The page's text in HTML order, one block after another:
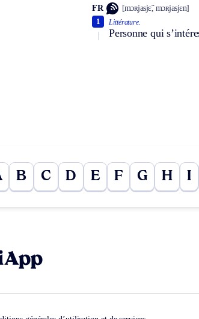
FR [mɔʀjasjɛ̃, mɔʀjasjɛn]
Littérature.
Personne qui
1
B C D E F G H I